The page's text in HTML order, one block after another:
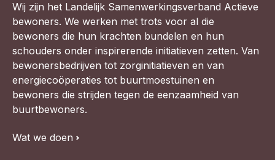
Wij zijn het Landelijk Samenwerkingsverband Actieve
bewoners. We werken met trots voor al die
bewoners die hun krachten bundelen en hun
schouders onder inspirerende initiatieven zetten. Van
bewonersbedrijven tot zorginitiatieven en van
energiecoöperaties tot buurtmoestuinen en
bewoners die strijden tegen de eenzaamheid van
buurtbewoners.
Wat we doen